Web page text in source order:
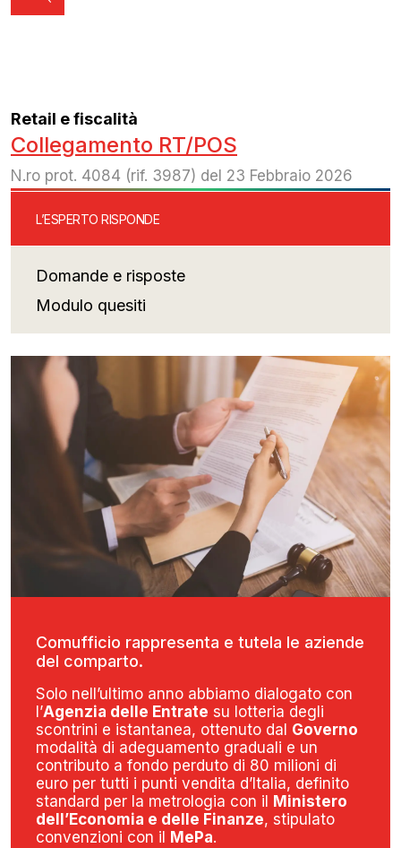
Retail e fiscalità
Collegamento RT/POS
N.ro prot. 4084 (rif. 3987) del 23 Febbraio 2026
L’ESPERTO RISPONDE
Domande e risposte
Modulo quesiti
Comufficio rappresenta e tutela le aziende
del comparto.
Solo nell’ultimo anno abbiamo dialogato con
l’Agenzia delle Entrate su lotteria degli
scontrini e istantanea, ottenuto dal Governo
modalità di adeguamento graduali e un
contributo a fondo perduto di 80 milioni di
euro per tutti i punti vendita d’Italia, definito
standard per la metrologia con il
Ministero
dell’Economia e delle Finanze, stipulato
convenzioni con il
MePa.